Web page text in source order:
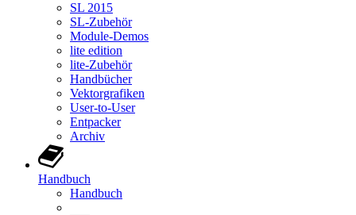
SL 2015
SL-Zubehör
Module-Demos
lite edition
lite-Zubehör
Handbücher
Vektorgrafiken
User-to-User
Entpacker
Archiv
Handbuch
Handbuch